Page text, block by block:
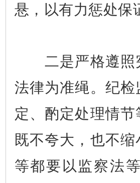
悬，以有力惩处保
二是严格遵照
法律为准绳。纪
定、酌定处理情
既不夸大，也不
等都要以监察法